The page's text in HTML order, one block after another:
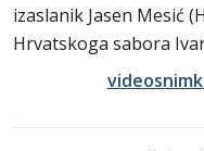
izaslanik Jasen Mesić
Hrvatskoga sabora